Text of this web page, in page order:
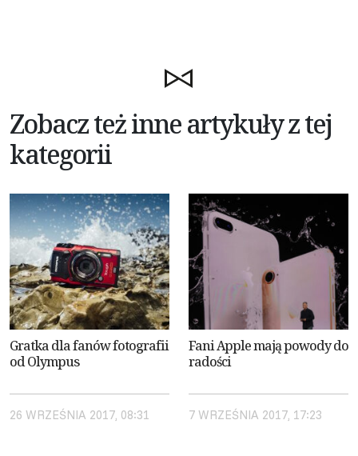
Zobacz też inne artykuły z tej
kategorii
Gratka dla fanów fotografii
od Olympus
26 WRZEŚNIA 2017, 08:31
Fani Apple mają powody do
radości
7 WRZEŚNIA 2017, 17:23